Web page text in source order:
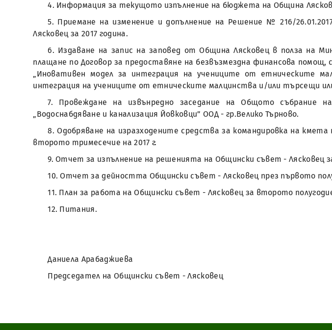
4. Информация за текущото изпълнение на бюджета на Община
5. Приемане на изменение и допълнение на Решение № 216/
Лясковец за 2017 година.
6. Издаване на запис на заповед от Община Лясковец в полза на
плащане по Договор за предоставяне на безвъзмездна финансова помощ,
„Иновативен модел за интеграция на учениците от етническите
интеграция на учениците от етническите малцинства и/или търсещи
7. Провеждане на извънредно заседание на Общото събрание
„Водоснабдяване и канализация Йовковци” ООД - гр.Велико Търново.
8. Одобряване на изразходените средства за командировка на
второто тримесечие на 2017 г.
9. Отчет за изпълнение на решенията на Общински съвет - Лясковец за
10. Отчет за дейността Общински съвет - Лясковец през първото
11. План за работа на Общински съвет - Лясковец за второто
12. Питания.
Даниела Арабаджиева
Председател на Общински съвет - Лясковец